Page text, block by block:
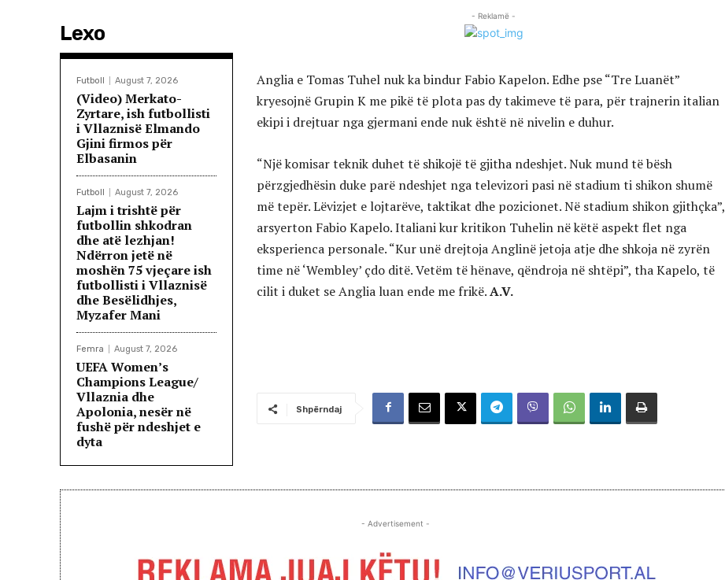
Lexo
Futboll August 7, 2026
(Video) Merkato-
Zyrtare, ish futbollisti
i Vllaznisë Elmando
Gjini firmos për
Elbasanin
Futboll August 7, 2026
Lajm i trishtë për
futbollin shkodran
dhe atë lezhjan!
Ndërron jetë në
moshën 75 vjeçare ish
futbollisti i Vllaznisë
dhe Besëlidhjes,
Myzafer Mani
Femra August 7, 2026
UEFA Women’s
Champions League/
Vllaznia dhe
Apolonia, nesër në
fushë për ndeshjet e
dyta
- Reklamë -
Anglia e Tomas Tuhel nuk ka bindur Fabio Kapelon. Edhe pse “Tre Luanët”
kryesojnë Grupin K me pikë të plota pas dy takimeve të para, për trajnerin italian
ekipi i drejtuar nga gjermani ende nuk është në nivelin e duhur.
“Një komisar teknik duhet të shikojë të gjitha ndeshjet. Nuk mund të bësh
përzgjedhësin duke parë ndeshjet nga televizori pasi në stadium ti shikon shumë
më tepër. Lëvizjet e lojtarëve, taktikat dhe pozicionet. Në stadium shikon gjithçka”,
arsyerton Fabio Kapelo. Italiani kur kritikon Tuhelin në këtë aspekt flet nga
eksperienca personale. “Kur unë drejtoja Anglinë jetoja atje dhe shkoja në zyrën
time në ‘Wembley’ çdo ditë. Vetëm të hënave, qëndroja në shtëpi”, tha Kapelo, të
cilit i duket se Anglia luan ende me frikë.A.V.
Shpërndaj
- Advertisement -